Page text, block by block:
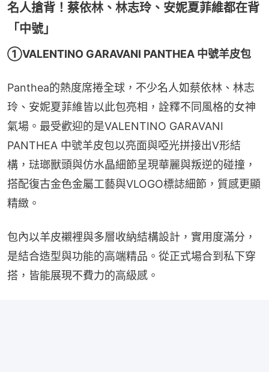
名人搶背！蔡依林、林志玲、安妮夏菲維都在背
「中號」
①VALENTINO GARAVANI PANTHEA 中號羊皮包
Panthea的熱度席捲全球，不少名人如蔡依林、林志
玲、安妮夏菲維皆以此包亮相，詮釋不同風格的女神
氣場。最受歡迎的是VALENTINO GARAVANI
PANTHEA 中號羊皮包以亮面與啞光拼接出V形結
構，琺瑯獸頭與仿水晶細節呈現華麗與叛逆的碰撞，
搭配復古金色金屬工藝與VLOGO標誌細節，質感更顯
精緻。
包內以羊皮襯裡與多層收納結構設計，實用度滿分，
是結合造型與功能的高端精品。從正式場合到私下穿
搭，皆能展現不費力的高級感。